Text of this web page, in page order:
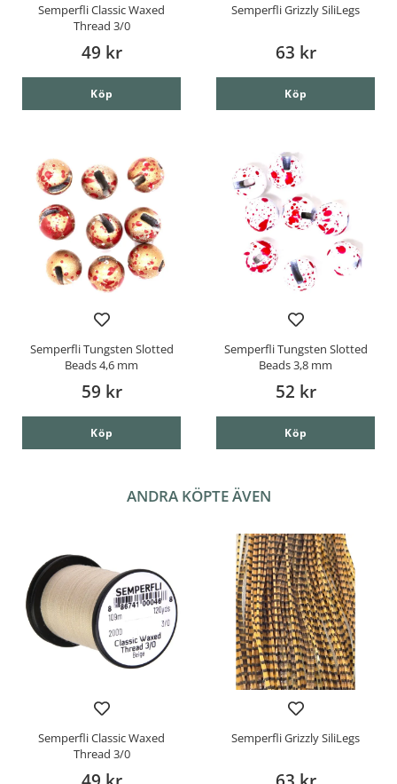
Semperfli Classic Waxed
Thread 3/0
49 kr
Köp
Semperfli Grizzly SiliLegs
63 kr
Köp
Semperfli Tungsten Slotted
Beads 4,6 mm
59 kr
Köp
Semperfli Tungsten Slotted
Beads 3,8 mm
52 kr
Köp
ANDRA KÖPTE ÄVEN
Semperfli Classic Waxed
Thread 3/0
Semperfli Grizzly SiliLegs